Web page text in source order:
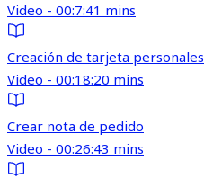
Video - 00:7:41 mins
Creación de tarjeta personales
Video - 00:18:20 mins
Crear nota de pedido
Video - 00:26:43 mins